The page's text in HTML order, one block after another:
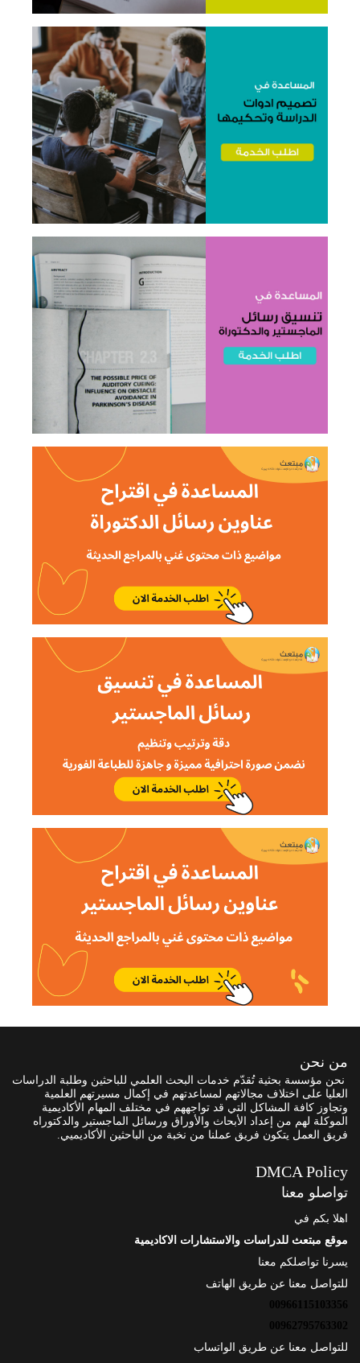
من نحن
نحن مؤسسة بحثية تُقدّم خدمات البحث العلمي للباحثين وطلبة الدراسات
العليا على اختلاف مجالاتهم لمساعدتهم في إكمال مسيرتهم العلمية
وتجاوز كافة المشاكل التي قد تواجههم في مختلف المهام الأكاديمية
الموكلة لهم من إعداد الأبحاث والأوراق ورسائل الماجستير والدكتوراه
فريق العمل يتكون فريق عملنا من نخبة من الباحثين الأكاديميي.
DMCA Policy
تواصلو معنا
اهلا بكم في
موقع مبتعث للدراسات والاستشارات الاكاديمية
يسرنا تواصلكم معنا
للتواصل معنا عن طريق الهاتف
00966115103356
00962795763302
للتواصل معنا عن طريق الواتساب